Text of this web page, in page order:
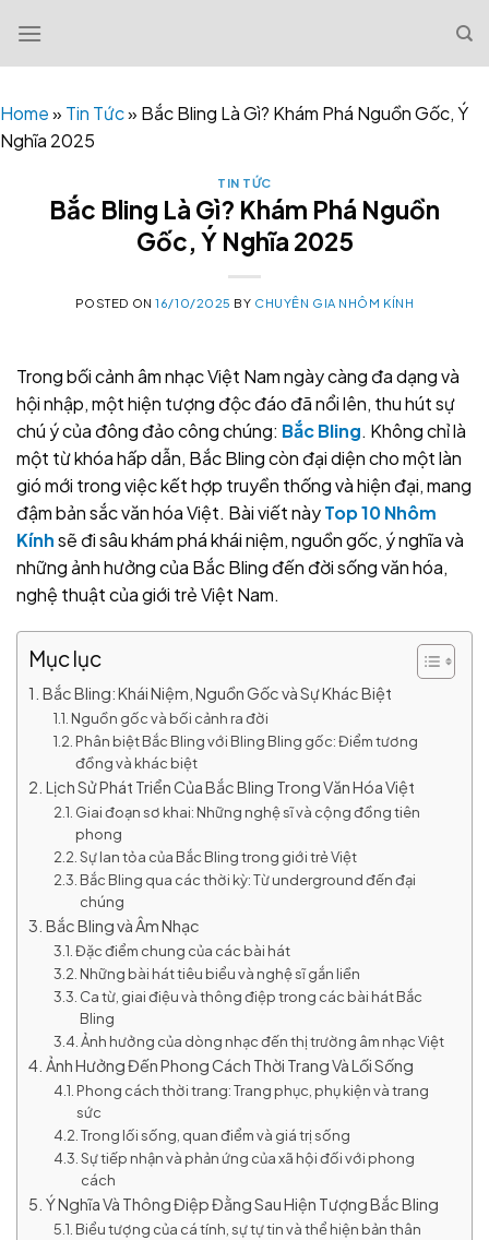
content
Home» Tin Tức» Bắc Bling Là Gì? Khám Phá Nguồn Gốc, Ý
Nghĩa 2025
TIN TỨC
Bắc Bling Là Gì? Khám Phá Nguồn
Gốc, Ý Nghĩa 2025
POSTED ON16/10/2025 BY CHUYÊN GIA NHÔM KÍNH
Trong bối cảnh âm nhạc Việt Nam ngày càng đa dạng và
hội nhập, một hiện tượng độc đáo đã nổi lên, thu hút sự
chú ý của đông đảo công chúng: Bắc Bling. Không chỉ là
một từ khóa hấp dẫn, Bắc Bling còn đại diện cho một làn
gió mới trong việc kết hợp truyền thống và hiện đại, mang
đậm bản sắc văn hóa Việt. Bài viết nàyTop 10 Nhôm
Kínhsẽ đi sâu khám phá khái niệm, nguồn gốc, ý nghĩa và
những ảnh hưởng của Bắc Bling đến đời sống văn hóa,
nghệ thuật của giới trẻ Việt Nam.
Mục lục
Bắc Bling: Khái Niệm, Nguồn Gốc và Sự Khác Biệt
Nguồn gốc và bối cảnh ra đời
Phân biệt Bắc Bling với Bling Bling gốc: Điểm tương
đồng và khác biệt
Lịch Sử Phát Triển Của Bắc Bling Trong Văn Hóa Việt
Giai đoạn sơ khai: Những nghệ sĩ và cộng đồng tiên
phong
Sự lan tỏa của Bắc Bling trong giới trẻ Việt
Bắc Bling qua các thời kỳ: Từ underground đến đại
chúng
Bắc Bling và Âm Nhạc
Đặc điểm chung của các bài hát
Những bài hát tiêu biểu và nghệ sĩ gắn liền
Ca từ, giai điệu và thông điệp trong các bài hát Bắc
Bling
Ảnh hưởng của dòng nhạc đến thị trường âm nhạc Việt
Ảnh Hưởng Đến Phong Cách Thời Trang Và Lối Sống
Phong cách thời trang: Trang phục, phụ kiện và trang
sức
Trong lối sống, quan điểm và giá trị sống
Sự tiếp nhận và phản ứng của xã hội đối với phong
cách
Ý Nghĩa Và Thông Điệp Đằng Sau Hiện Tượng Bắc Bling
Biểu tượng của cá tính, sự tự tin và thể hiện bản thân